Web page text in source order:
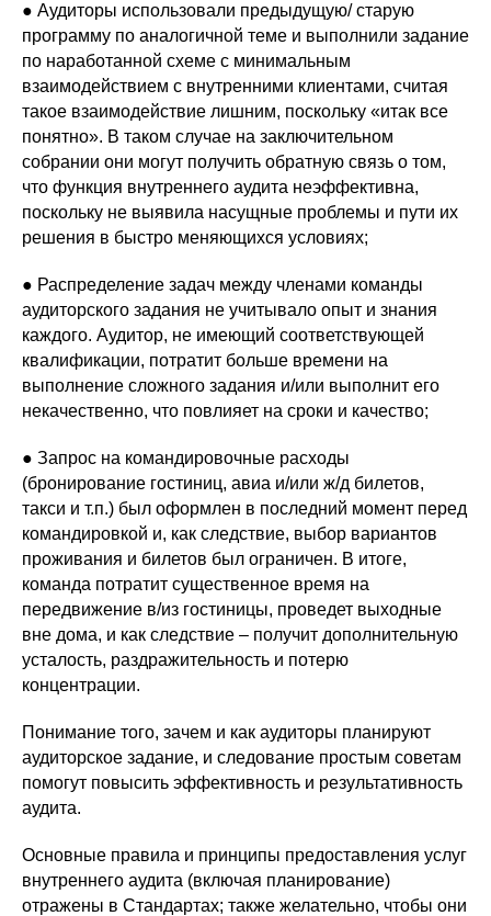
● Аудиторы использовали предыдущую/ старую
программу по аналогичной теме и выполнили задание
по наработанной схеме с минимальным
взаимодействием с внутренними клиентами, считая
такое взаимодействие лишним, поскольку «итак все
понятно». В таком случае на заключительном
собрании они могут получить обратную связь о том,
что функция внутреннего аудита неэффективна,
поскольку не выявила насущные проблемы и пути их
решения в быстро меняющихся условиях;
● Распределение задач между членами команды
аудиторского задания не учитывало опыт и знания
каждого. Аудитор, не имеющий соответствующей
квалификации, потратит больше времени на
выполнение сложного задания и/или выполнит его
некачественно, что повлияет на сроки и качество;
● Запрос на командировочные расходы
(бронирование гостиниц, авиа и/или ж/д билетов,
такси и т.п.) был оформлен в последний момент перед
командировкой и, как следствие, выбор вариантов
проживания и билетов был ограничен. В итоге,
команда потратит существенное время на
передвижение в/из гостиницы, проведет выходные
вне дома, и как следствие – получит дополнительную
усталость, раздражительность и потерю
концентрации.
Понимание того, зачем и как аудиторы планируют
аудиторское задание, и следование простым советам
помогут повысить эффективность и результативность
аудита.
Основные правила и принципы предоставления услуг
внутреннего аудита (включая планирование)
отражены в Стандартах; также желательно, чтобы они